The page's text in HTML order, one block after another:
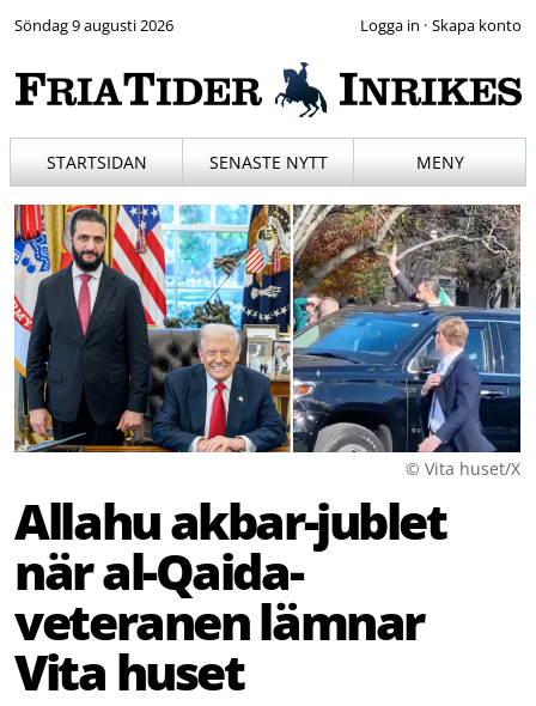
Söndag 9 augusti 2026 ·
STARTSIDAN SENASTE NYTT MENY
© Vita huset/X
Allahu akbar-jublet
när al-Qaida-
veteranen lämnar
Vita huset